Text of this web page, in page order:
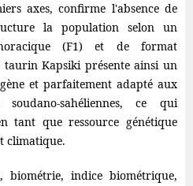
axes, confirme l'absence de
la population selon un
(F1) et de format
Kapsiki présente ainsi un
et parfaitement adapté aux
soudano-sahéliennes, ce qui
tant que ressource génétique
climatique.
biométrie, indice biométrique,